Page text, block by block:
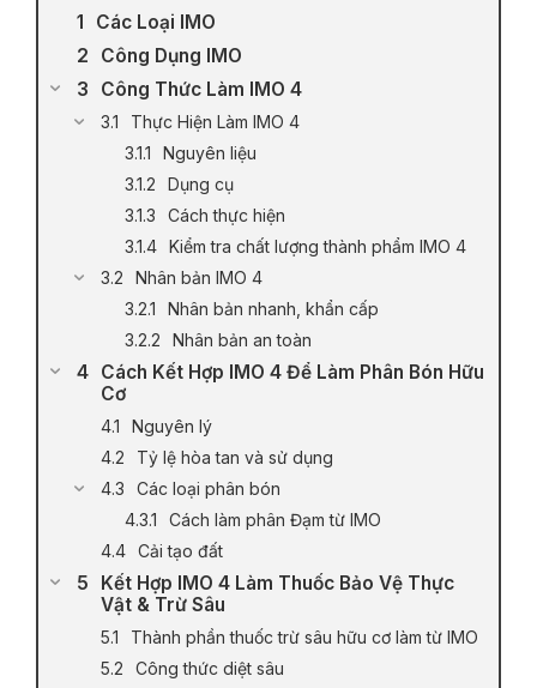
Các Loại IMO
Công Dụng IMO
Công Thức Làm IMO 4
Thực Hiện Làm IMO 4
Nguyên liệu
Dụng cụ
Cách thực hiện
Kiểm tra chất lượng thành phẩm IMO 4
Nhân bản IMO 4
Nhân bản nhanh, khẩn cấp
Nhân bản an toàn
Cách Kết Hợp IMO 4 Để Làm Phân Bón Hữu
Cơ
Nguyên lý
Tỷ lệ hòa tan và sử dụng
Các loại phân bón
Cách làm phân Đạm từ IMO
Cải tạo đất
Kết Hợp IMO 4 Làm Thuốc Bảo Vệ Thực
Vật & Trừ Sâu
Thành phần thuốc trừ sâu hữu cơ làm từ IMO
Công thức diệt sâu